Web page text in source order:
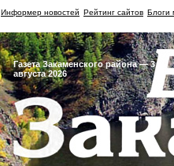
Информер новостей Рейтинг сайтов Блоги
Газета Закаменского района — 3
августа 2026